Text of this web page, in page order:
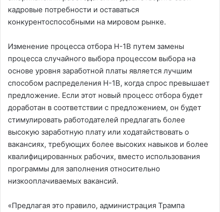
кадровые потребности и оставаться
конкурентоспособными на мировом рынке.
Изменение процесса отбора H-1B путем замены
процесса случайного выбора процессом выбора на
основе уровня заработной платы является лучшим
способом распределения H-1B, когда спрос превышает
предложение. Если этот новый процесс отбора будет
доработан в соответствии с предложением, он будет
стимулировать работодателей предлагать более
высокую заработную плату или ходатайствовать о
вакансиях, требующих более высоких навыков и более
квалифицированных рабочих, вместо использования
программы для заполнения относительно
низкооплачиваемых вакансий.
«Предлагая это правило, администрация Трампа